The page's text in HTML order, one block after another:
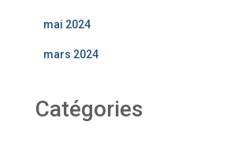
mai 2024
mars 2024
Catégories